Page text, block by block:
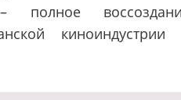
полное
киноиндустрии